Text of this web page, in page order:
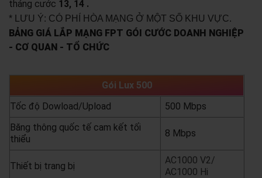
tháng cước 13, 14 .
* LƯU Ý: CÓ PHÍ HÒA MẠNG Ở MỘT SỐ KHU VỰC.
BẢNG GIÁ LẮP MẠNG FPT GÓI CƯỚC DOANH NGHIỆP
- CƠ QUAN - TỔ CHỨC
Gói Lux 500
Tốc độ Dowload/Upload
500 Mbps
Băng thông quốc tế cam kết tối
thiểu
8 Mbps
Thiết bị trang bị
AC1000 V2/
AC1000 Hi